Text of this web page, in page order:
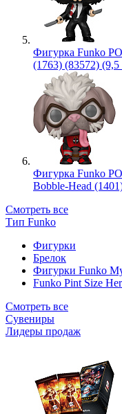
Фигурка Funko
(1763) (83572) (9,5
Фигурка Funko
Bobble-Head
Смотреть все
Тип Funko
Фигурки
Брелок
Фигурки Funko
Funko Pint Size
Смотреть все
Сувениры
Лидеры продаж